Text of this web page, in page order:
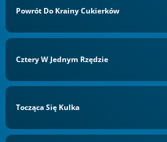
Powrót Do Krainy Cukierków
Cztery W Jednym Rzędzie
Tocząca Się Kulka